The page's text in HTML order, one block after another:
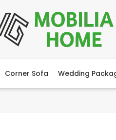
Corner Sofa Wedding